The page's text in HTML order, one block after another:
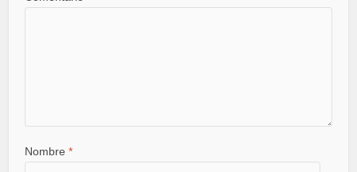
Nombre*